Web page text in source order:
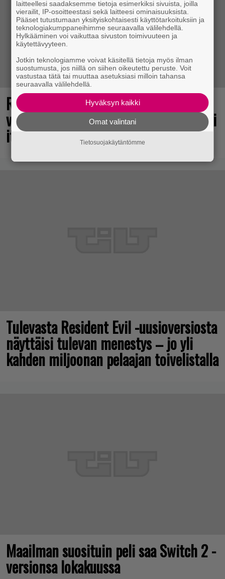
Rakastettu julkaisija täyttää 40
vuotta, valtavat alet käynnissä – hanki
itsellesi klassikoita pikkurahalla
Tulevasta Resident Evil -uusioversiosta
näyttäisi tulevan menestys – jo yli
kahden miljoonan pelaajan toivelistalla
Maailman suosituin peli saa Switch 2 -
versionsa lokakuussa
laitteellesi saadaksemme tietoja esimerkiksi sivuista, joilla
vierailit, IP-osoitteestasi sekä laitteesi ominaisuuksista.
Pääset tutustumaan yksityiskohtaisesti käyttötarkoituksiin ja
teknologiakumppaneihimme seuraavalla välilehdellä.
Hylkääminen voi vaikuttaa sivuston toimivuuteen ja
käytettävyyteen.
Jotkin teknologiamme voivat käsitellä tietoja myös ilman
suostumusta, jos niillä on siihen oikeutettu peruste. Voit
vastustaa tätä tai muuttaa asetuksiasi milloin tahansa
seuraavalla välilehdellä.
Hyväksyn kaikki
Omat valintani
Tietosuojakäytäntömme